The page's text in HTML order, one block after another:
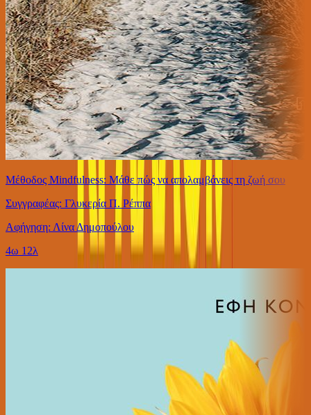
Μέθοδος Mindfulness: Μάθε πώς να απολαμβάνεις τη ζωή σου
Συγγραφέας: Γλυκερία Π. Ρέππα
Αφήγηση: Λίνα Δημοπούλου
4ω 12λ